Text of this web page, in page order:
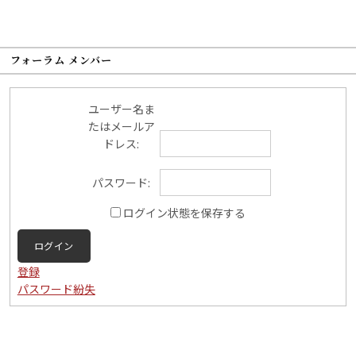
フォーラム メンバー
ユーザー名ま
たはメールア
ドレス:
パスワード:
ログイン状態を保存する
ログイン
登録
パスワード紛失